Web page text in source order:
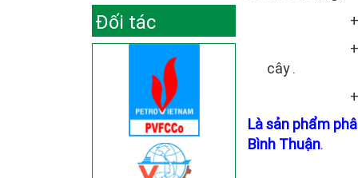
Đối tác
+ Cây
+ Cây
cây.
+ Cây
Là sản phẩm
Bình Thuận.